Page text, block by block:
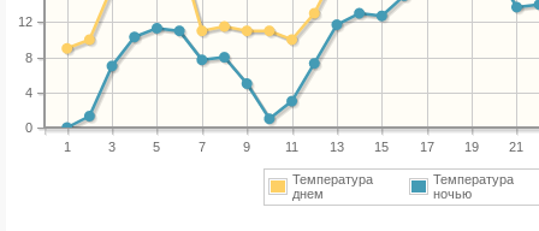
1 3 5 7 9 11 13 15 17 19 21
0
4
8
12
Температура
днем
Температура
ночью